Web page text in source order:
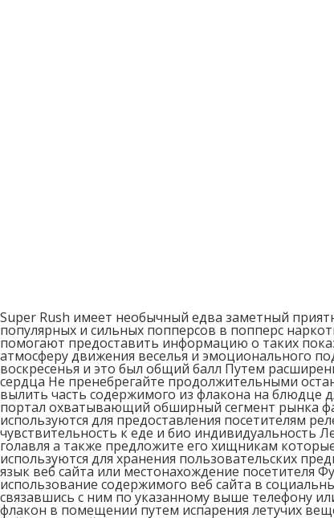
Super Rush имеет необычный едва заметный
популярных и сильных попперсов в попперс
помогают предоставить информацию о таких
атмосферу движения веселья и эмоционального
воскресенья и это был общий балл Путем
сердца Не пренебрегайте продолжительными
вылить часть содержимого из флакона на блюдце
портал охватывающий обширный сегмент рынка
используются для предоставления посетителям
чувствительность к еде и био индивидуальность
голавля а также предложите его хищникам
используются для хранения пользовательских
язык веб сайта или местонахождение
использование содержимого веб сайта в
связавшись с ним по указанному выше телефону
флакон в помещении путем испарения летучих